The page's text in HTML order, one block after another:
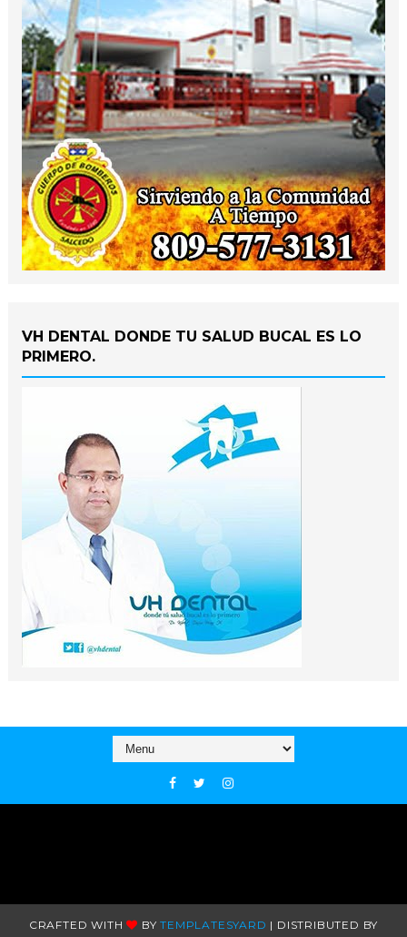
VH DENTAL DONDE TU SALUD BUCAL ES LO
PRIMERO.
CRAFTED WITH BYTEMPLATESYARD | DISTRIBUTED BY